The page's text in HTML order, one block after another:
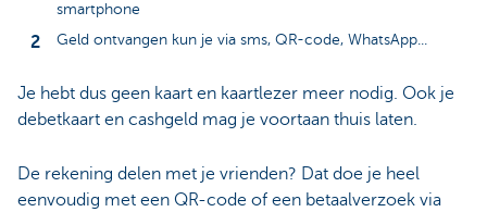
smartphone
Geld ontvangen kun je via sms, QR-code, WhatsApp...
Je hebt dus geen kaart en kaartlezer meer nodig. Ook je
debetkaart en cashgeld mag je voortaan thuis laten.
De rekening delen met je vrienden? Dat doe je heel
eenvoudig met een QR-code of een betaalverzoek via